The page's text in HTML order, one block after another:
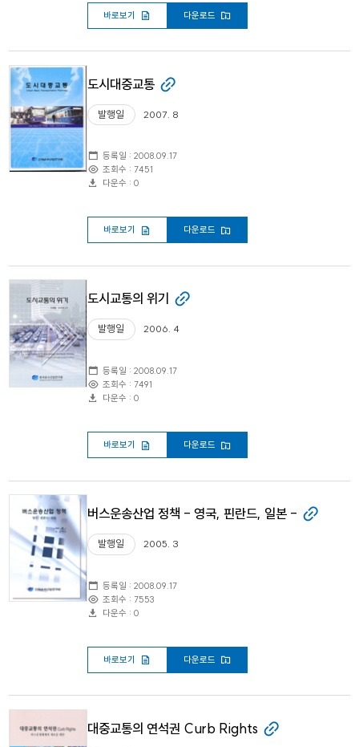
바로보기 다운로드
도시대중교통
발행일 2007. 8
등록일 : 2008.09.17
조회수 : 7451
다운수 : 0
바로보기 다운로드
도시교통의 위기
발행일 2006. 4
등록일 : 2008.09.17
조회수 : 7491
다운수 : 0
바로보기 다운로드
버스운송산업 정책 - 영국, 핀란드, 일본 -
발행일 2005. 3
등록일 : 2008.09.17
조회수 : 7553
다운수 : 0
바로보기 다운로드
대중교통의 연석권 Curb Rights